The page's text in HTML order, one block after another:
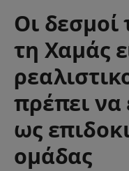
Οι δεσμοί
τη Χαμάς
πρέπει να
ως
ομάδας